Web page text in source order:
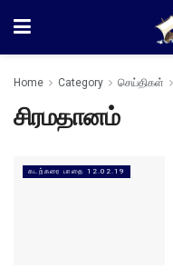
Home Category செய்திகள்
சிரமதானம்
கடற்கரை பாதை 12.02.19